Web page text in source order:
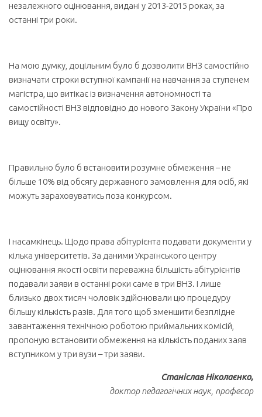
незалежного оцінювання, видані у 2013-2015 роках, за
останні три роки.
На мою думку, доцільним було б дозволити ВНЗ самостійно
визначати строки вступної кампанії на навчання за ступенем
магістра, що витікає із визначення автономності та
самостійності ВНЗ відповідно до нового Закону України «Про
вищу освіту».
Правильно було б встановити розумне обмеження – не
більше 10% від обсягу державного замовлення для осіб, які
можуть зараховуватись поза конкурсом.
І насамкінець. Щодо права абітурієнта подавати документи у
кілька університетів. За даними Українського центру
оцінювання якості освіти переважна більшість абітурієнтів
подавали заяви в останні роки саме в три ВНЗ. І лише
близько двох тисяч чоловік здійснювали цю процедуру
більшу кількість разів. Для того щоб зменшити безплідне
завантаження технічною роботою приймальних комісій,
пропоную встановити обмеження на кількість поданих заяв
вступником у три вузи – три заяви.
Станіслав Ніколаєнко,
доктор педагогічних наук, професор